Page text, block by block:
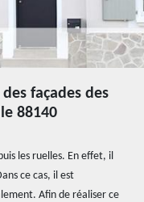
façades des
88140
les ruelles. En effet, il
ce cas, il est
Afin de réaliser ce